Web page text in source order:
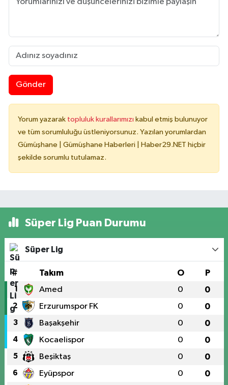
Gönder
Yorum yazarak topluluk kurallarımızı kabul etmiş bulunuyor
ve tüm sorumluluğu üstleniyorsunuz. Yazılan yorumlardan
Gümüşhane | Gümüşhane Haberleri | Haber29.NET hiçbir
şekilde sorumlu tutulamaz.
Süper Lig Puan Durumu
Süper Lig
# Takım O P
1 Amed 0 0
2 Erzurumspor FK 0 0
3 Başakşehir 0 0
4 Kocaelispor 0 0
5 Beşiktaş 0 0
6 Eyüpspor 0 0